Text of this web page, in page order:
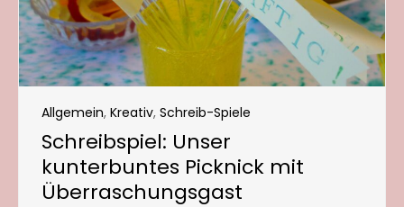
Allgemein, Kreativ, Schreib-Spiele
Schreibspiel: Unser
kunterbuntes Picknick mit
Überraschungsgast